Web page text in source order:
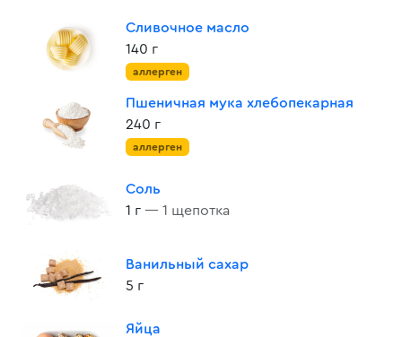
Сливочное масло
140 г
аллерген
Пшеничная мука хлебопекарная
240 г
аллерген
Соль
1 г — 1 щепотка
Ванильный сахар
5 г
Яйца